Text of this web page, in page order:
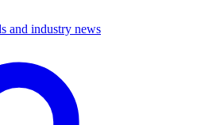
and industry news